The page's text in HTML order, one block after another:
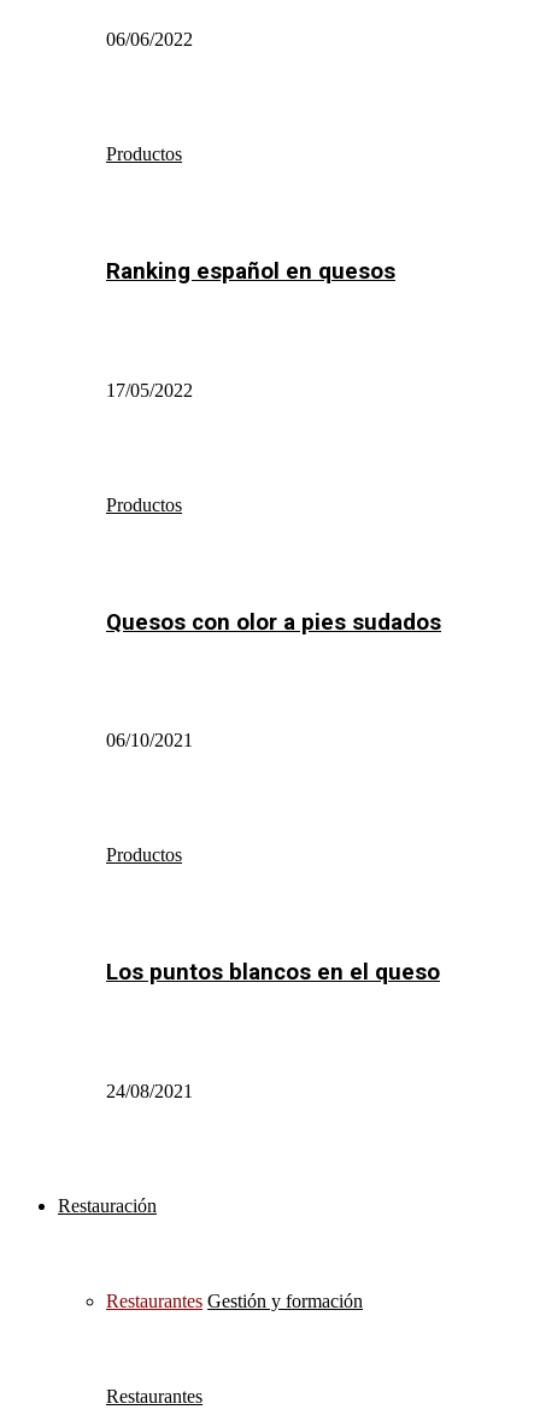
06/06/2022
Productos
Ranking español en quesos
17/05/2022
Productos
Quesos con olor a pies sudados
06/10/2021
Productos
Los puntos blancos en el queso
24/08/2021
Restauración
Restaurantes Gestión y formación
Restaurantes